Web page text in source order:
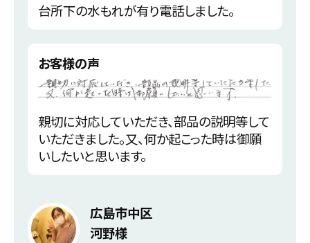
台所下の水もれが有り電話しました。
お客様の声
親切に対応していただき、部品の説明等して
いただきました。又、何か起こった時は御願
いしたいと思います。
広島市中区
河野様